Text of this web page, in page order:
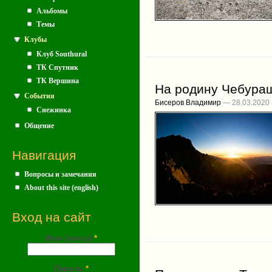
Альбомы
Темы
Клубы
Клуб Southural
ТК Спутник
ТК Вершина
События
Снежинка
Общение
Навигация
Вопросы и замечания
About this site (english)
Вход на сайт
Имя (почта) *
Пароль *
На родину
Бисеров Владимир — 28.03.2020